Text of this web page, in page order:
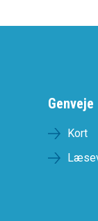
Genveje
Kort